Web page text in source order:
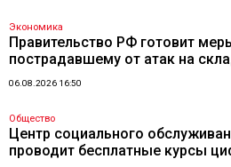
Экономика
Правительство РФ готовит
пострадавшему от атак на
06.08.2026 16:50
Общество
Центр социального
проводит бесплатные курсы